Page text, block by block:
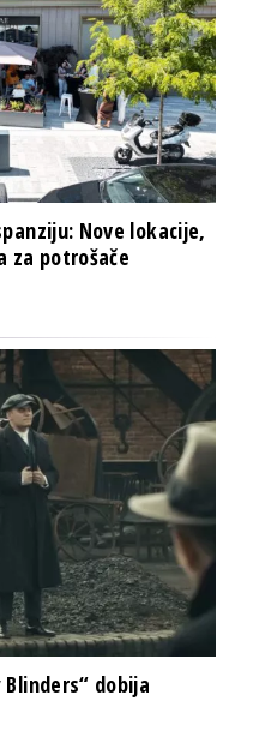
Nove lokacije,
za potrošače
Blinders“ dobija